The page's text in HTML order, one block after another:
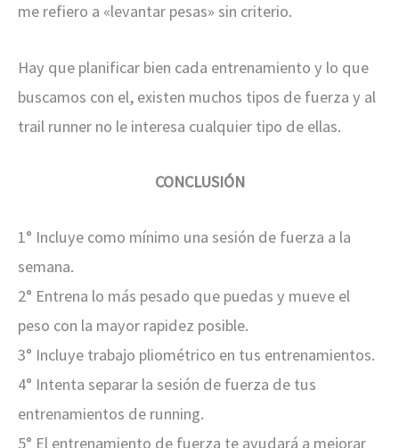
me refiero a «levantar pesas» sin criterio.
Hay que planificar bien cada entrenamiento y lo que
buscamos con el, existen muchos tipos de fuerza y al
trail runner no le interesa cualquier tipo de ellas.
CONCLUSIÓN
1° Incluye como mínimo una sesión de fuerza a la
semana.
2° Entrena lo más pesado que puedas y mueve el
peso con la mayor rapidez posible.
3° Incluye trabajo pliométrico en tus entrenamientos.
4° Intenta separar la sesión de fuerza de tus
entrenamientos de running.
5° El entrenamiento de fuerza te ayudará a mejorar